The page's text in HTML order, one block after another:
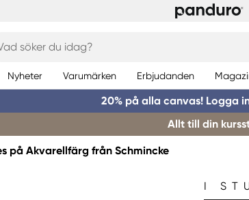
Nyheter Varumärken Erbjudanden
20% på alla canvas! Logga
Allt till din
på Akvarellfärg från Schmincke
I